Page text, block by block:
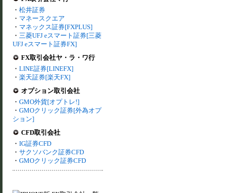
・ 松井証券
・ マネースクエア
・ マネックス証券[FXPLUS]
・ 三菱UFJ eスマート証券[三菱
UFJ eスマート証券FX]
FX取引会社ヤ・ラ・ワ行
・ LINE証券[LINEFX]
・ 楽天証券[楽天FX]
オプション取引会社
・ GMO外貨[オプトレ!]
・ GMOクリック証券[外為オプ
ション]
CFD取引会社
・ IG証券CFD
・ サクソバンク証券CFD
・ GMOクリック証券CFD